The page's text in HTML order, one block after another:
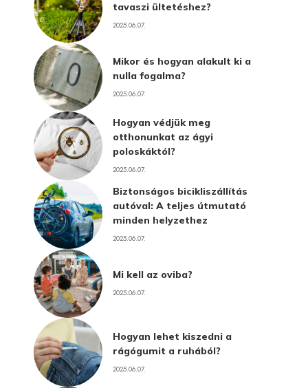
tavaszi ültetéshez?
2025.06.07.
Mikor és hogyan alakult ki a
nulla fogalma?
2025.06.07.
Hogyan védjük meg
otthonunkat az ágyi
poloskáktól?
2025.06.07.
Biztonságos bicikliszállítás
autóval: A teljes útmutató
minden helyzethez
2025.06.07.
Mi kell az oviba?
2025.06.07.
Hogyan lehet kiszedni a
rágógumit a ruhából?
2025.06.07.